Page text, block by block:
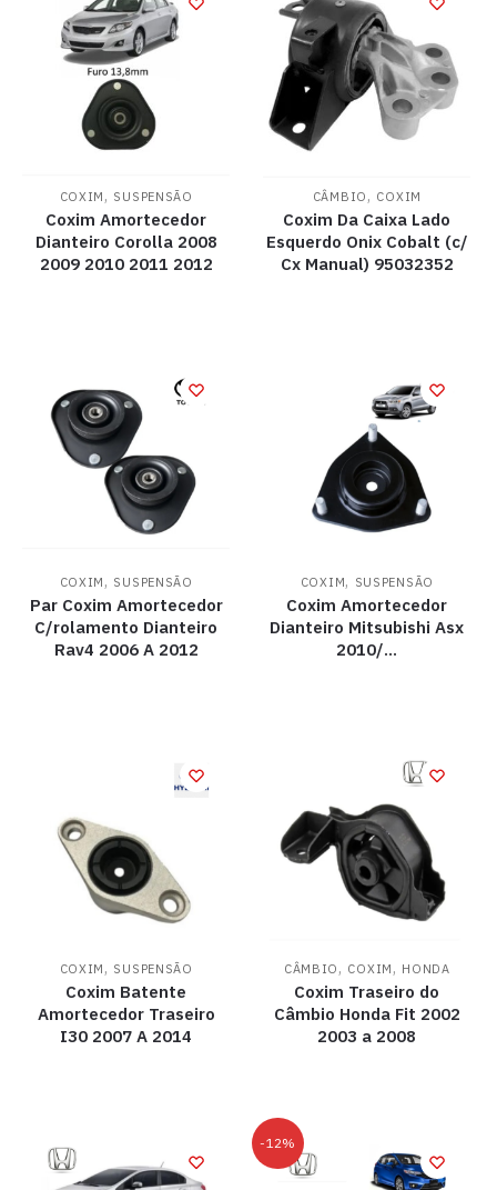
COXIM , SUSPENSÃO
Coxim Amortecedor
Dianteiro Corolla 2008
2009 2010 2011 2012
CÂMBIO , COXIM
Coxim Da Caixa Lado
Esquerdo Onix Cobalt (c/
Cx Manual) 95032352
COXIM , SUSPENSÃO
Par Coxim Amortecedor
C/rolamento Dianteiro
Rav4 2006 A 2012
COXIM, SUSPENSÃO
Coxim Amortecedor
Dianteiro Mitsubishi Asx
2010/…
COXIM , SUSPENSÃO
Coxim Batente
Amortecedor Traseiro
I30 2007 A 2014
CÂMBIO , COXIM , HONDA
Coxim Traseiro do
Câmbio Honda Fit 2002
2003 a 2008
-12%